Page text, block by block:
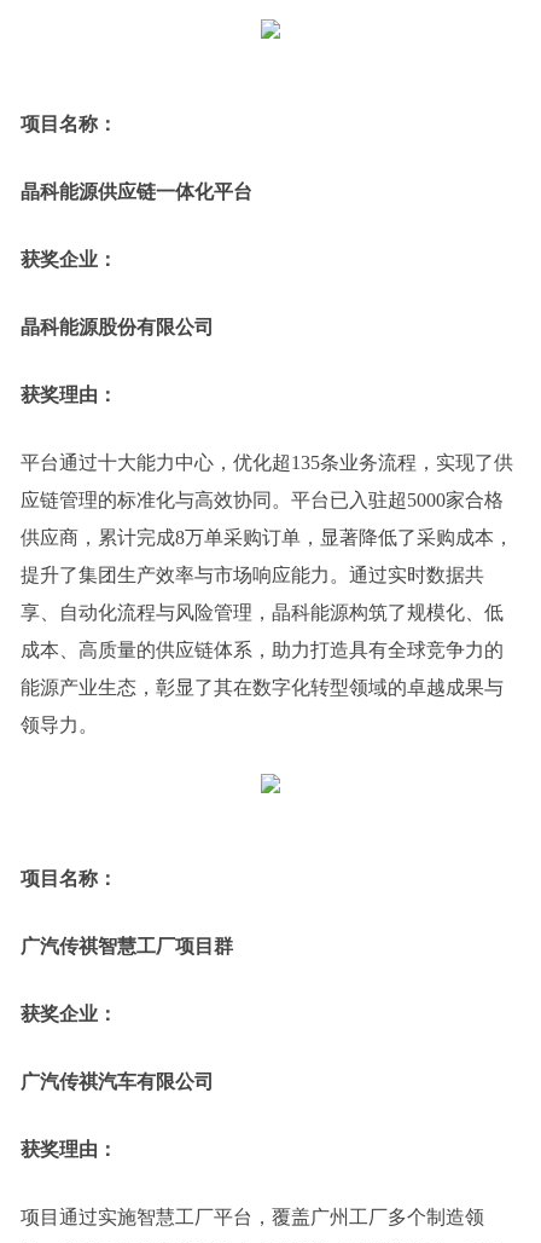
项目名称：
晶科能源供应链一体化平台
获奖企业：
晶科能源股份有限公司
获奖理由：
平台通过十大能力中心，优化超135条业务流程，实现了供
应链管理的标准化与高效协同。平台已入驻超5000家合格
供应商，累计完成8万单采购订单，显著降低了采购成本，
提升了集团生产效率与市场响应能力。通过实时数据共
享、自动化流程与风险管理，晶科能源构筑了规模化、低
成本、高质量的供应链体系，助力打造具有全球竞争力的
能源产业生态，彰显了其在数字化转型领域的卓越成果与
领导力。
项目名称：
广汽传祺智慧工厂项目群
获奖企业：
广汽传祺汽车有限公司
获奖理由：
项目通过实施智慧工厂平台，覆盖广州工厂多个制造领